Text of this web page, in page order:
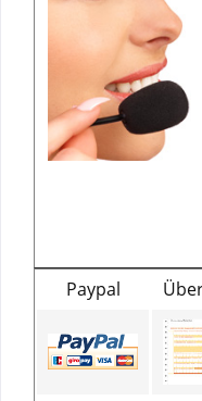
Paypal